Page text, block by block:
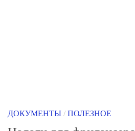
ДОКУМЕНТЫ / ПОЛЕЗНОЕ